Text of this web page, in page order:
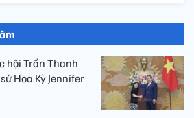
hội Trần Thanh
Hoa Kỳ Jennifer